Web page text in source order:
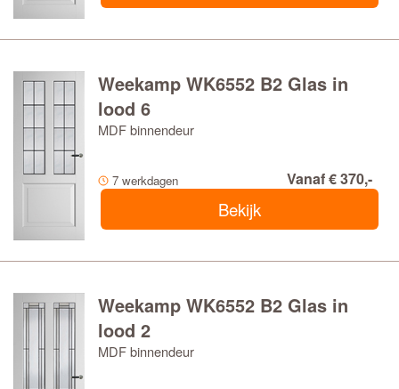
Weekamp WK6552 B2 Glas in
lood 6
MDF binnendeur
7 werkdagen Vanaf € 370,-
Bekijk
Weekamp WK6552 B2 Glas in
lood 2
MDF binnendeur